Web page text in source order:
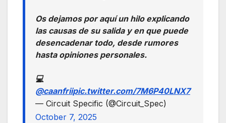
Os dejamos por aquí un hilo explicando
las causas de su salida y en que puede
desencadenar todo, desde rumores
hasta opiniones personales.
💻
@caanfriipic.twitter.com/7M6P40LNX7
— Circuit Specific (@Circuit_Spec)
October 7, 2025